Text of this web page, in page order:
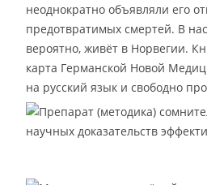
неоднократно объявляли его
предотвратимых смертей. В
вероятно, живёт в Норвегии.
карта Германской Новой
на русский язык и свободно